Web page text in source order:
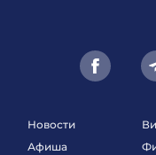
Новости
Афиша